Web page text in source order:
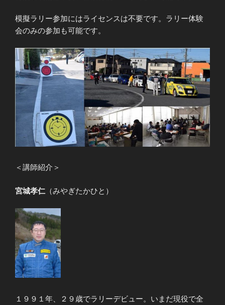
模擬ラリー参加にはライセンスは不要です。ラリー体験
会のみの参加も可能です。
＜講師紹介＞
宮城孝仁 （みやぎたかひと）
１９９１年、２９歳でラリーデビュー。いまだ現役で全